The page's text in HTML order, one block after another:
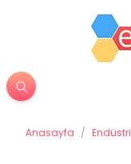
Anasayfa / Endüstri